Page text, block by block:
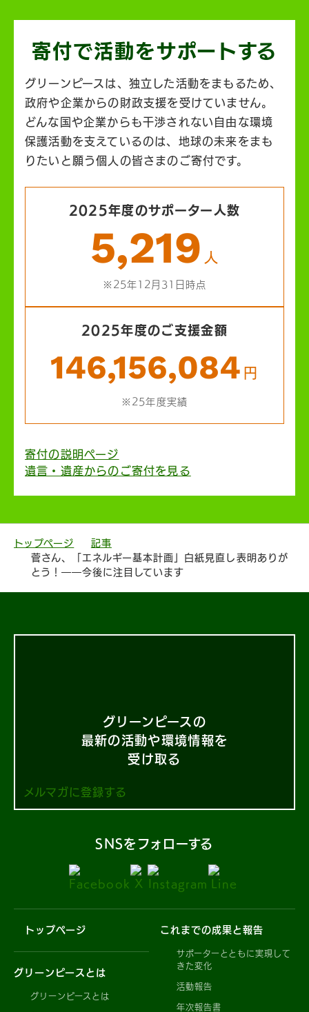
寄付で活動をサポートする
グリーンピースは、独立した活動をまもるため、
政府や企業からの財政支援を受けていません。
どんな国や企業からも干渉されない自由な環境
保護活動を支えているのは、地球の未来をまも
りたいと願う個人の皆さまのご寄付です。
2025年度のサポーター人数
5,219 人
※25年12月31日時点
2025年度のご支援金額
146,156,084 円
※25年度実績
寄付の説明ページ
遺言・遺産からのご寄付を見る
トップページ
記事
菅さん、「エネルギー基本計画」白紙見直し表明ありが
とう！――今後に注目しています
グリーンピースの
最新の活動や環境情報を
受け取る
メルマガに登録する
SNSをフォローする
トップページ
グリーンピースとは
グリーンピースとは
これまでの成果と報告
サポーターとともに実現して
きた変化
活動報告
年次報告書